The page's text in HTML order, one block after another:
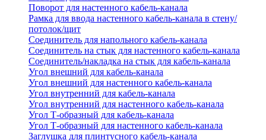
Поворот для настенного кабель-канала
Рамка для ввода настенного кабель-канала в стену/
потолок/щит
Соединитель для напольного кабель-канала
Соединитель на стык для настенного кабель-канала
Соединитель/накладка на стык для кабель-канала
Угол внешний для кабель-канала
Угол внешний для настенного кабель-канала
Угол внутренний для кабель-канала
Угол внутренний для настенного кабель-канала
Угол Т-образный для кабель-канала
Угол Т-образный для настенного кабель-канала
Заглушка для плинтусного кабель-канала